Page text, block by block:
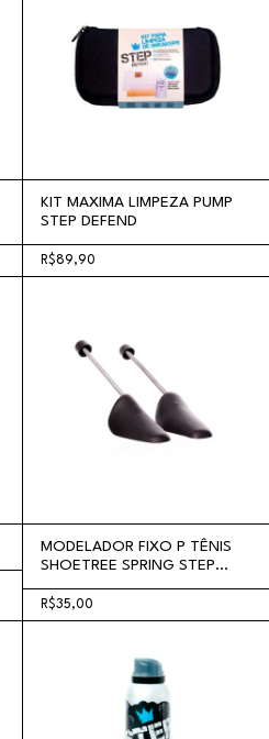
KIT MAXIMA LIMPEZA PUMP
STEP DEFEND
R$89,90
MODELADOR FIXO P TÊNIS
SHOETREE SPRING STEP
R$35,00